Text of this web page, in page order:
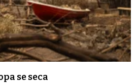
se seca